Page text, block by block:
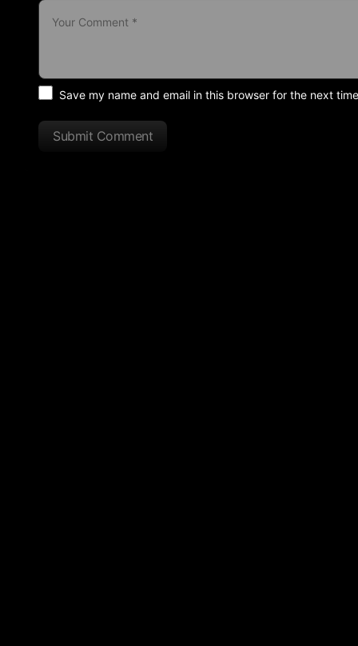
Save my name and email in this browser for the next
Submit Comment